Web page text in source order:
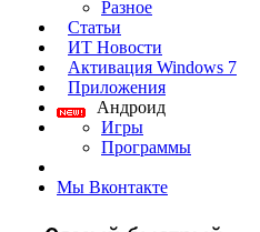
Разное
Статьи
ИТ Новости
Активация Windows 7
Приложения
Андроид
Игры
Программы
Мы Вконтакте